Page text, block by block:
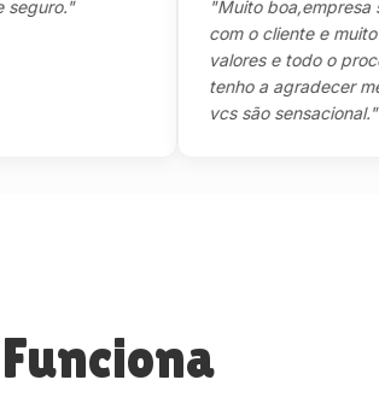
"Muito boa,empresa
com o cliente e muito
valores e todo o
tenho a agradecer
vcs são sensacional."